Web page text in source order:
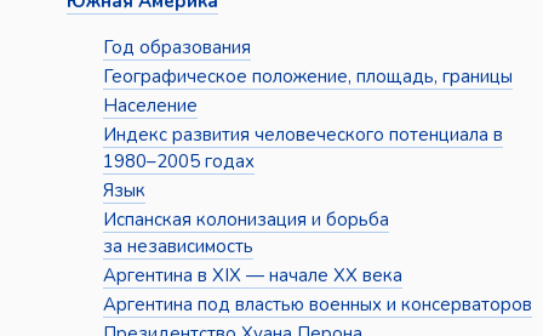
Год образования
Географическое положение, площадь, границы
Население
Индекс развития человеческого потенциала в
1980–2005 годах
Язык
Испанская колонизация и борьба
за независимость
Аргентина в XIX — начале XX века
Аргентина под властью военных и консерваторов